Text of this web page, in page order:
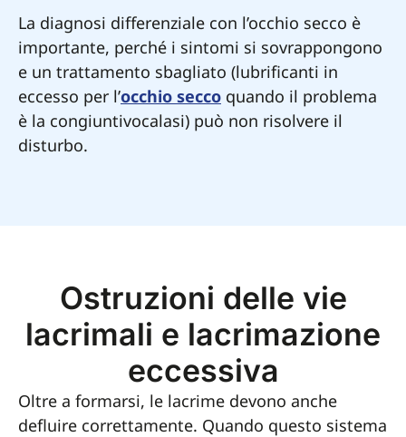
La diagnosi differenziale con l’occhio secco è
importante, perché i sintomi si sovrappongono
e un trattamento sbagliato (lubrificanti in
eccesso per l’occhio secco quando il problema
è la congiuntivocalasi) può non risolvere il
disturbo.
Ostruzioni delle vie
lacrimali e lacrimazione
eccessiva
Oltre a formarsi, le lacrime devono anche
defluire correttamente. Quando questo sistema